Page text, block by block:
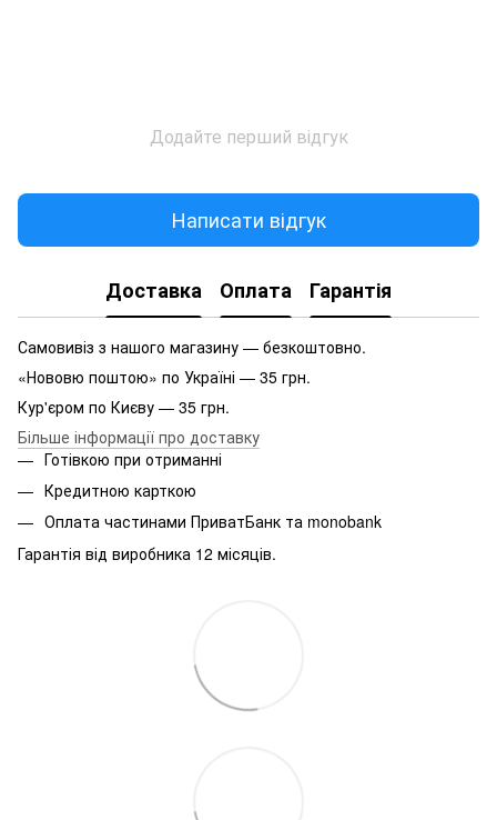
Додайте перший відгук
Написати відгук
Доставка Оплата Гарантія
Самовивіз з нашого магазину — безкоштовно.
«Нововю поштою» по Україні — 35 грн.
Кур'єром по Києву — 35 грн.
Більше інформації про доставку
Готівкою при отриманні
Кредитною карткою
Оплата частинами ПриватБанк та monobank
Гарантія від виробника 12 місяців.